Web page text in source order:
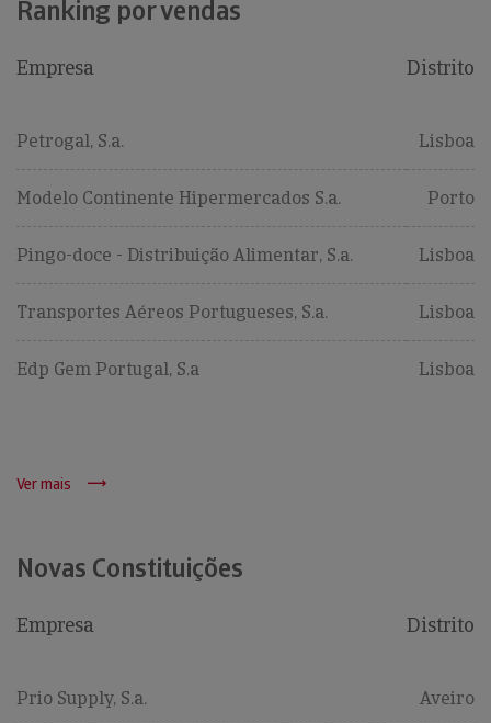
Ranking por vendas
Empresa Distrito
Petrogal, S.a. Lisboa
Modelo Continente Hipermercados S.a. Porto
Pingo-doce - Distribuição Alimentar, S.a. Lisboa
Transportes Aéreos Portugueses, S.a. Lisboa
Edp Gem Portugal, S.a Lisboa
Ver mais
Novas Constituições
Empresa Distrito
Prio Supply, S.a. Aveiro